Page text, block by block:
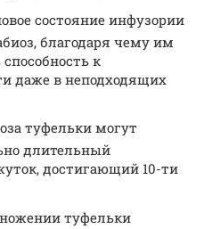
состояние инфузории
благодаря чему им
к
даже в неподходящих
туфельки могут
длительный
достигающий 10-ти
туфельки